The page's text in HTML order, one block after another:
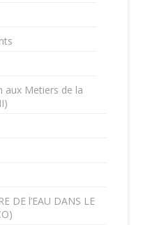
aux Metiers de la
DE l’EAU DANS LE